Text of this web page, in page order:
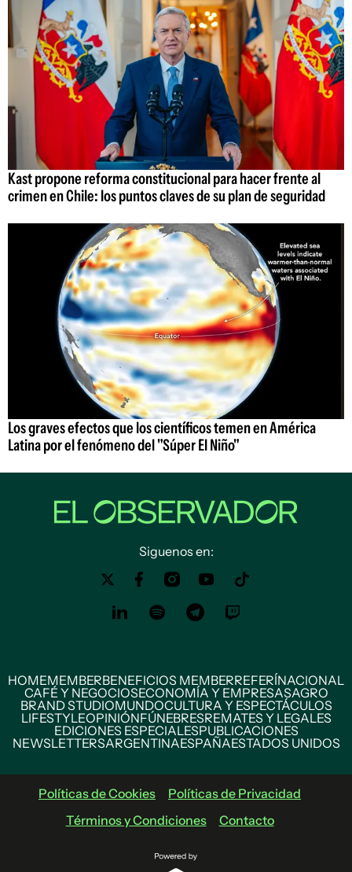
Kast propone reforma constitucional para hacer frente al
crimen en Chile: los puntos claves de su plan de seguridad
Los graves efectos que los científicos temen en América
Latina por el fenómeno del "Súper El Niño"
Siguenos en:
HOMEMEMBERBENEFICIOS MEMBERREFERÍNACIONAL
CAFÉ Y NEGOCIOSECONOMÍA Y EMPRESASAGRO
BRAND STUDIOMUNDOCULTURA Y ESPECTÁCULOS
LIFESTYLEOPINIÓNFÚNEBRESREMATES Y LEGALES
EDICIONES ESPECIALESPUBLICACIONES
NEWSLETTERSARGENTINAESPAÑAESTADOS UNIDOS
Políticas de Cookies
Políticas de Privacidad
Términos y Condiciones
Contacto